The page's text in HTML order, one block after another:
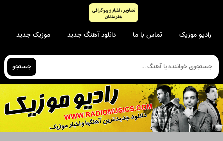
رادیو موزیک تماس با ما دانلود آهنگ جدید موزیک جدید
جستجو